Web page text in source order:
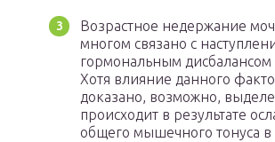
Возрастное недержание
многом связано с
гормональным дисбалансом
Хотя влияние данного
доказано, возможно,
происходит в результате
общего мышечного тонуса в